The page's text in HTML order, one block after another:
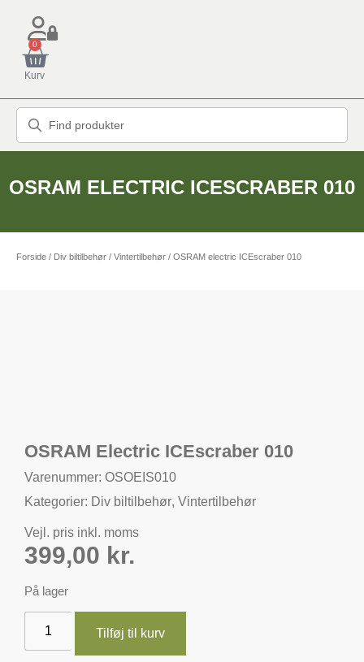
0
Kurv
OSRAM ELECTRIC ICESCRABER 010
Forside / Div biltilbehør / Vintertilbehør / OSRAM electric ICEscraber 010
OSRAM Electric ICEscraber 010
Varenummer: OSOEIS010
Kategorier: Div biltilbehør, Vintertilbehør
Vejl. pris inkl. moms
399,00 kr.
På lager
Tilføj til kurv